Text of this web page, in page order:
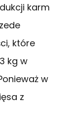
karm
które
kg w
w
z